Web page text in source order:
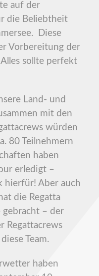
auf der
die Beliebtheit
Diese
Vorbereitung der
sollte perfekt
Land- und
mit den
würden
80 Teilnehmern
haben
erledigt –
hierfür! Aber auch
die Regatta
gebracht – der
Regattacrews
Team.
haben